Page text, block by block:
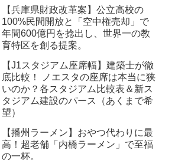
【兵庫県財政改革案】公立高校の
100%民間開放と「空中権売却」で
年間600億円を捻出し、世界一の教
育特区を創る提案。
【J1スタジアム座席幅】建築士が徹
底比較！ ノエスタの座席は本当に狭
いのか？各スタジアム比較表＆新ス
タジアム建設のパース（あくまで希
望）
【播州ラーメン】おやつ代わりに最
高！超老舗「内橋ラーメン」で至福
の一杯。